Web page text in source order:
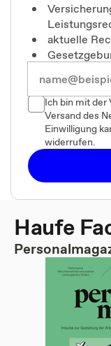
aktuelle
Ich bin mit der
Versand des
Einwilligung
widerrufen.
Haufe